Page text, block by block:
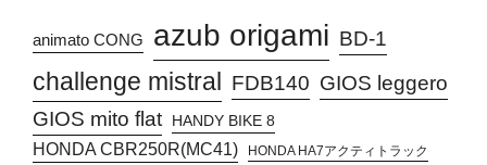
animato CONG azub origami BD-1
challenge mistral FDB140 GIOS leggero
GIOS mito flat
HANDY BIKE 8
HONDA CBR250R(MC41) HONDA HA7アクティトラック